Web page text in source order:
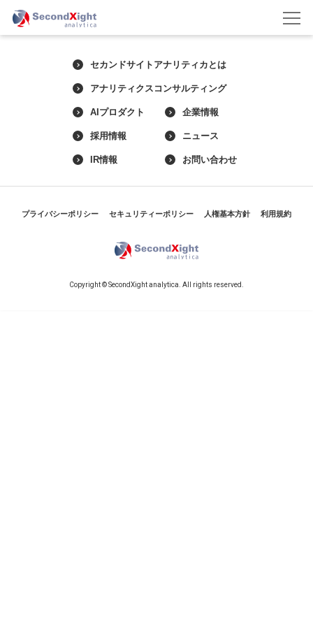
セカンドサイトアナリティカとは
アナリティクスコンサルティング
AIプロダクト 企業情報
採用情報 ニュース
IR情報 お問い合わせ
プライバシーポリシー セキュリティーポリシー 人権基本方針 利用規約
Copyright © SecondXight analytica. All rights reserved.